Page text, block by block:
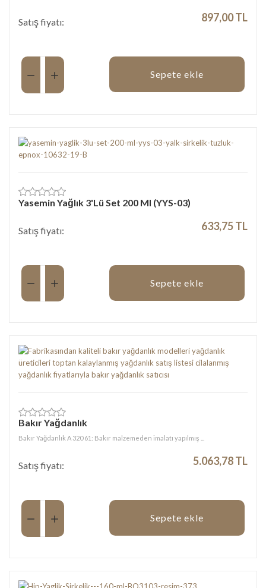
Satış fiyatı: 897,00 TL
Miktar:
Sepete ekle
Yasemin Yağlık 3'Lü Set 200 Ml (YYS-03)
Satış fiyatı: 633,75 TL
Miktar:
Sepete ekle
Bakır Yağdanlık
Bakır Yağdanlık A 320 61: Bakır malzemeden imalatı yapılmış ...
Satış fiyatı: 5.063,78 TL
Miktar:
Sepete ekle